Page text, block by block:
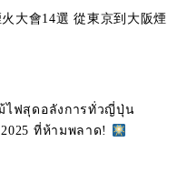
從東京到大阪煙
ไฟสุดอลังการทั่วญี่ปุ่น
ที่ห้ามพลาด!